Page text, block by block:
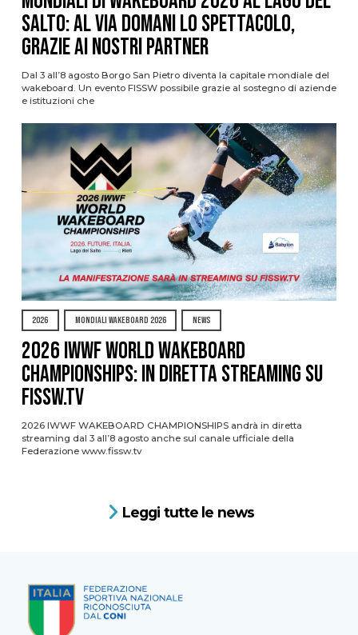
Salto: al via domani lo spettacolo,
grazie ai nostri Partner
Dal 3 all’8 agosto Borgo San Pietro diventa la capitale mondiale del
wakeboard. Un evento FISSW possibile grazie al sostegno di aziende
e istituzioni che
2026 MONDIALI WAKEBOARD 2026 NEWS
2026 IWWF WORLD WAKEBOARD
CHAMPIONSHIPS: IN DIRETTA STREAMING SU
FISSW.TV
2026 IWWF WAKEBOARD CHAMPIONSHIPS andrà in diretta
streaming dal 3 all’8 agosto anche sul canale ufficiale della
Federazione www.fissw.tv
Leggi tutte le news